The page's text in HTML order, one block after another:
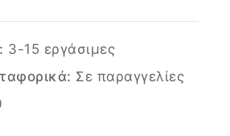
3-15 εργάσιμες
Σε παραγγελίες